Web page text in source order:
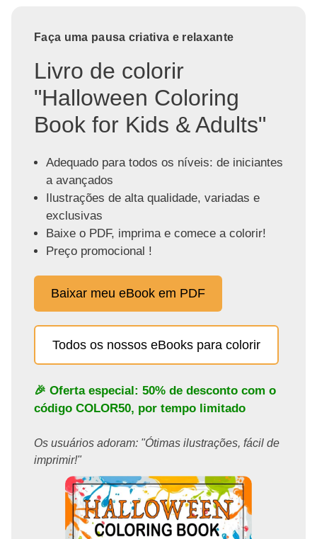
Faça uma pausa criativa e relaxante
Livro de colorir
"Halloween Coloring
Book for Kids & Adults"
Adequado para todos os níveis: de iniciantes
a avançados
Ilustrações de alta qualidade, variadas e
exclusivas
Baixe o PDF, imprima e comece a colorir!
Preço promocional !
Baixar meu eBook em PDF
Todos os nossos eBooks para colorir
🎉 Oferta especial: 50% de desconto com o
código COLOR50, por tempo limitado
Os usuários adoram: "Ótimas ilustrações, fácil de
imprimir!"